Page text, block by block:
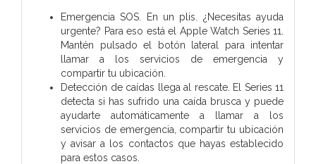
Emergencia SOS. En un plis. ¿Necesitas ayuda
urgente? Para eso está el Apple Watch Series 11.
Mantén pulsado el botón lateral para intentar
llamar a los servicios de emergencia y
compartir tu ubicación.
Detección de caídas llega al rescate. El Series 11
detecta si has sufrido una caída brusca y puede
ayudarte automáticamente a llamar a los
servicios de emergencia, compartir tu ubicación
y avisar a los contactos que hayas establecido
para estos casos.